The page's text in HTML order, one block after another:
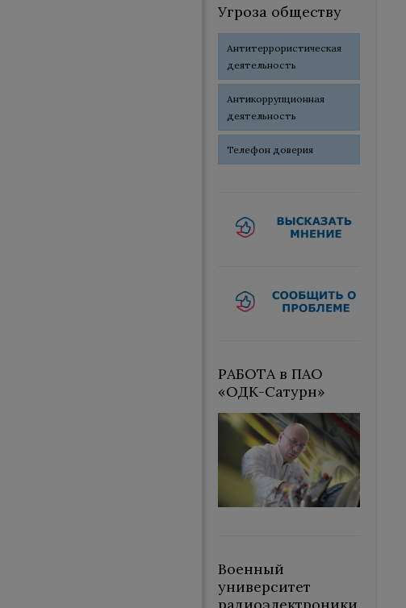
Угроза обществу
Антитеррористическая
деятельность
Антикоррупционная
деятельность
Телефон доверия
РАБОТА в ПАО
«ОДК-Сатурн»
Военный
университет